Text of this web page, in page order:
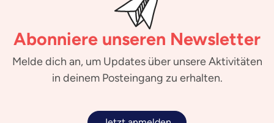
Abonniere unseren Newsletter
Melde dich an, um Updates über unsere Aktivitäten
in deinem Posteingang zu erhalten.